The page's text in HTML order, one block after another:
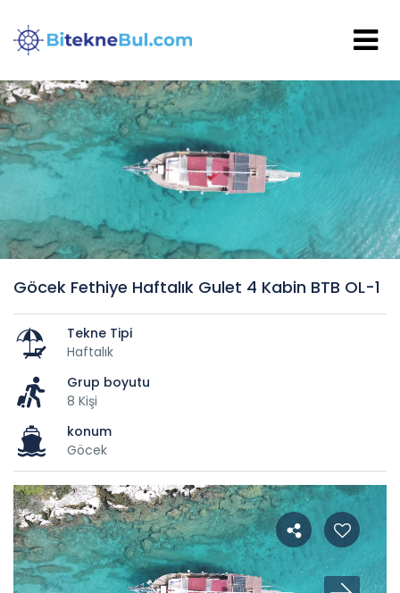
Göcek Fethiye Haftalık Gulet 4 Kabin BTB OL-1
Tekne Tipi
Haftalık
Grup boyutu
8 Kişi
konum
Göcek